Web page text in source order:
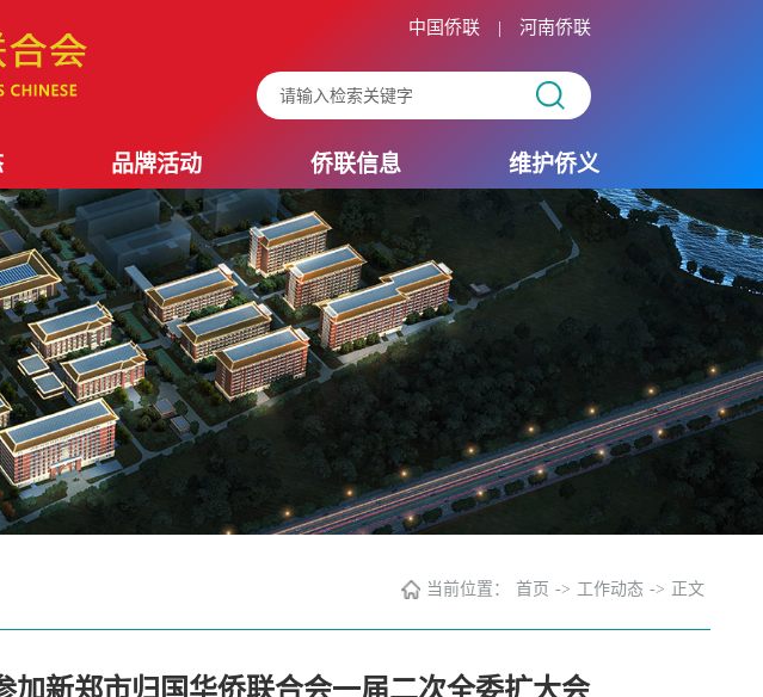
中国侨联 | 河南侨联
品牌活动 侨联信息 维护侨义
当前位置： 首页 -> 工作动态 -> 正文
加新郑市归国华侨联合会一届二次全委扩大会